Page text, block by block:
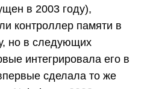
в 2003 году),
контроллер памяти в
но в следующих
интегрировала его в
сделала то же